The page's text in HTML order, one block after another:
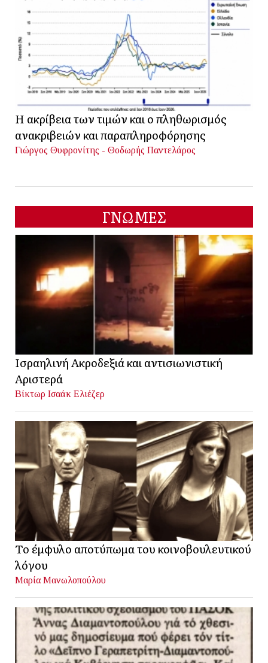
Η ακρίβεια των τιμών και ο πληθωρισμός
ανακριβειών και παραπληροφόρησης
Γιώργος Θυφρονίτης - Θοδωρής Παντελάρος
ΓΝΩΜΕΣ
Ισραηλινή Ακροδεξιά και αντισιωνιστική
Αριστερά
Βίκτωρ Ισαάκ Ελιέζερ
Το έμφυλο αποτύπωμα του κοινοβουλευτικού
λόγου
Μαρία Μανωλοπούλου